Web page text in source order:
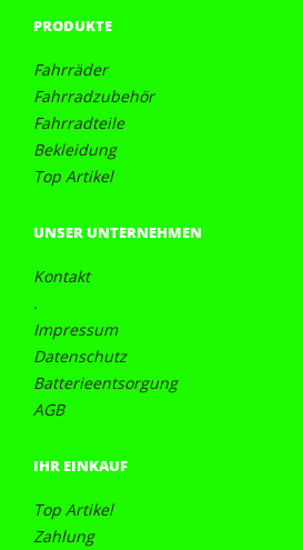
PRODUKTE
Fahrräder
Fahrradzubehör
Fahrradteile
Bekleidung
Top Artikel
UNSER UNTERNEHMEN
Kontakt
.
Impressum
Datenschutz
Batterieentsorgung
AGB
IHR EINKAUF
Top Artikel
Zahlung